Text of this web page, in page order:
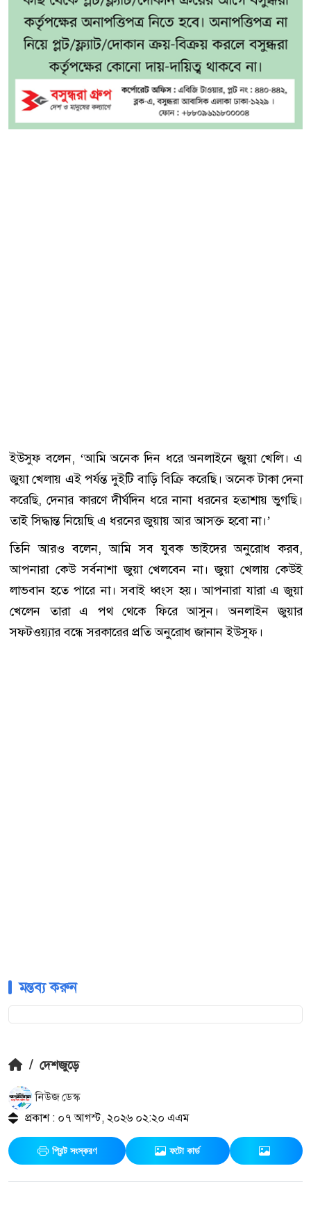
ইউসুফ বলেন, ‘আমি অনেক দিন ধরে অনলাইনে জুয়া খেলি। এ
জুয়া খেলায় এই পর্যন্ত দুইটি বাড়ি বিক্রি করেছি। অনেক টাকা দেনা
করেছি, দেনার কারণে দীর্ঘদিন ধরে নানা ধরনের হতাশায় ভুগছি।
তাই সিদ্ধান্ত নিয়েছি এ ধরনের জুয়ায় আর আসক্ত হবো না।’
তিনি আরও বলেন, আমি সব যুবক ভাইদের অনুরোধ করব,
আপনারা কেউ সর্বনাশা জুয়া খেলবেন না। জুয়া খেলায় কেউই
লাভবান হতে পারে না। সবাই ধ্বংস হয়। আপনারা যারা এ জুয়া
খেলেন তারা এ পথ থেকে ফিরে আসুন। অনলাইন জুয়ার
সফটওয়্যার বন্ধে সরকারের প্রতি অনুরোধ জানান ইউসুফ।
মন্তব্য করুন
/ দেশজুড়ে
নিউজ ডেস্ক
প্রকাশ : ০৭ আগস্ট, ২০২৬ ০২:২০ এএম
প্রিন্ট সংস্করণ ফটো কার্ড